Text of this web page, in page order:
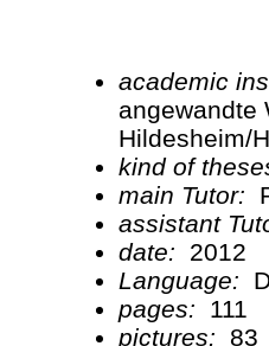
academic
angewandte
Hildesheim/
kind of
main Tutor:
assistant
date:
2012
Language:
pages:
111
pictures:
83